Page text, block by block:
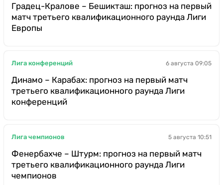
Градец-Кралове – Бешикташ: прогноз на первый
матч третьего квалификационного раунда Лиги
Европы
Лига конференций 6 августа 09:05
Динамо – Карабах: прогноз на первый матч
третьего квалификационного раунда Лиги
конференций
Лига чемпионов 5 августа 10:51
Фенербахче – Штурм: прогноз на первый матч
третьего квалификационного раунда Лиги
чемпионов